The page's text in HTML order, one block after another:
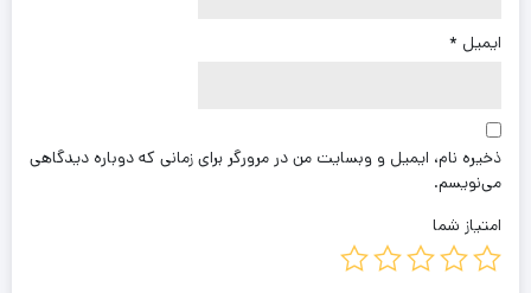
ایمیل *
ذخیره نام، ایمیل و وبسایت من در مرورگر برای زمانی که دوباره دیدگاهی
می‌نویسم.
امتیاز شما